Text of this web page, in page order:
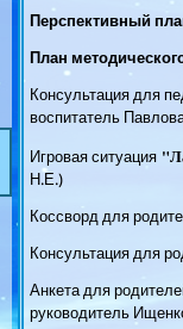
Перспективный
План
Консультация для
воспитатель
Игровая ситуация
Н.Е.)
Коссворд для
Консультация для
Анкета для
руководитель